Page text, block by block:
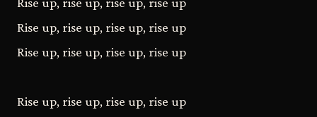
Rise up, rise up, rise up, rise up
Rise up, rise up, rise up, rise up
Rise up, rise up, rise up, rise up